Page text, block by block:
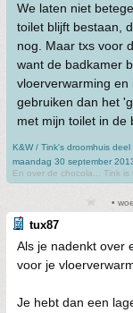
We laten niet
toilet blijft bestaan,
nog. Maar txs voor
want de badkamer
vloerverwarming en
gebruiken dan het
met mijn toilet in de
K&W / Tink's droomhuis
maandag 30 september
En over de chocola... Tink
•
tux87
Als je nadenkt over
voor je
Je hebt dan een